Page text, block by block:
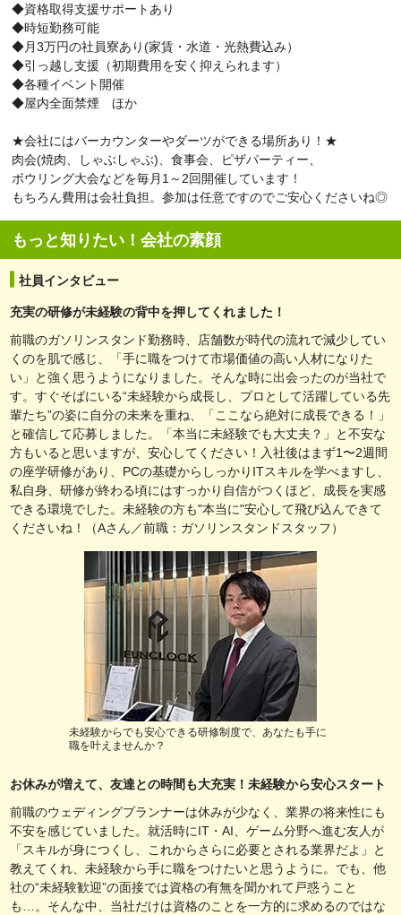
◆資格取得支援サポートあり
◆時短勤務可能
◆月3万円の社員寮あり(家賃・水道・光熱費込み）
◆引っ越し支援（初期費用を安く抑えられます）
◆各種イベント開催
◆屋内全面禁煙 ほか
★会社にはバーカウンターやダーツができる場所あり！★
肉会(焼肉、しゃぶしゃぶ)、食事会、ピザパーティー、
ボウリング大会などを毎月1～2回開催しています！
もちろん費用は会社負担。参加は任意ですのでご安心くださいね◎
もっと知りたい！会社の素顔
社員インタビュー
充実の研修が未経験の背中を押してくれました！
前職のガソリンスタンド勤務時、店舗数が時代の流れで減少してい
くのを肌で感じ、「手に職をつけて市場価値の高い人材になりた
い」と強く思うようになりました。そんな時に出会ったのが当社で
す。すぐそばにいる“未経験から成長し、プロとして活躍している先
輩たち”の姿に自分の未来を重ね、「ここなら絶対に成長できる！」
と確信して応募しました。「本当に未経験でも大丈夫？」と不安な
方もいると思いますが、安心してください！入社後はまず1〜2週間
の座学研修があり、PCの基礎からしっかりITスキルを学べますし、
私自身、研修が終わる頃にはすっかり自信がつくほど、成長を実感
できる環境でした。未経験の方も"本当に"安心して飛び込んできて
くださいね！（Aさん／前職：ガソリンスタンドスタッフ）
未経験からでも安心できる研修制度で、あなたも手に
職を叶えませんか？
お休みが増えて、友達との時間も大充実！未経験から安心スタート
前職のウェディングプランナーは休みが少なく、業界の将来性にも
不安を感じていました。就活時にIT・AI、ゲーム分野へ進む友人が
「スキルが身につくし、これからさらに必要とされる業界だよ」と
教えてくれ、未経験から手に職をつけたいと思うように。でも、他
社の“未経験歓迎”の面接では資格の有無を聞かれて戸惑うこと
も…。そんな中、当社だけは資格のことを一方的に求めるのではな